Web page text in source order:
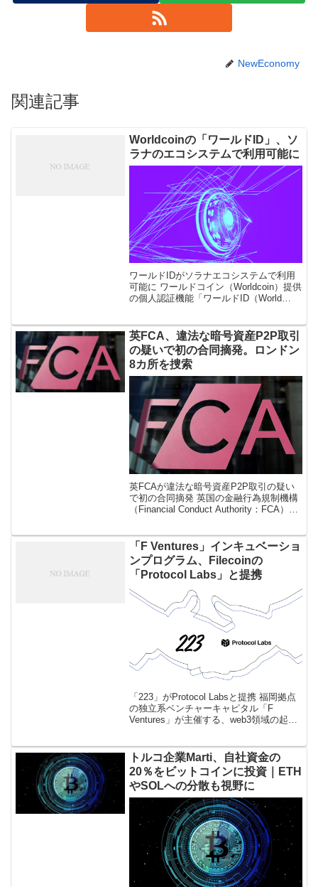
NewEconomy
関連記事
Worldcoinの「ワールドID」、ソ
ラナのエコシステムで利用可能に
ワールドIDがソラナエコシステムで利用
可能に ワールドコイン（Worldcoin）提供
の個人認証機能「ワールドID（World
た。ワールド […]
英FCA、違法な暗号資産P2P取引
の疑いで初の合同摘発。ロンドン
8カ所を捜索
英FCAが違法な暗号資産P2P取引の疑い
で初の合同摘発 英国の金融行為規制機構
（Financial Conduct Authority：FCA）
ロンド […]
「F Ventures」インキュベーショ
ンプログラム、Filecoinの
「Protocol Labs」と提携
「223」がProtocol Labsと提携 福岡拠点
の独立系ベンチャーキャピタル「F
Ventures」が主催する、web3領域の起業
[…]
トルコ企業Marti、自社資金の
20％をビットコインに投資｜ETH
やSOLへの分散も視野に